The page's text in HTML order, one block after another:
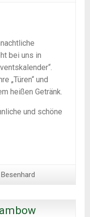
bei uns in
„Türen“ und
heißen Getränk.
und schöne